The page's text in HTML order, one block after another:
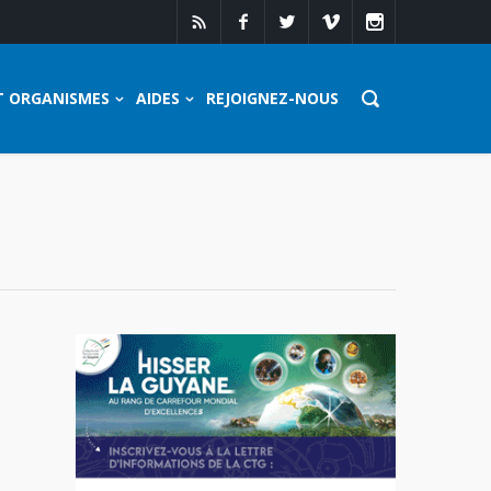
ORGANISMES AIDES REJOIGNEZ-NOUS